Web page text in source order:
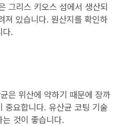
그리스 키오스 섬에서 생산되
져 있습니다. 원산지를 확인하
다.
은 위산에 약하기 때문에 장까
중요합니다. 유산균 코팅 기술
것이 좋습니다.